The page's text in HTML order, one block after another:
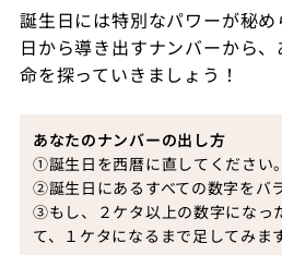
誕生日には特別なパワーが秘
日から導き出すナンバーから
命を探っていきましょう！
あなたのナンバーの出し方
①誕生日を西暦に直してください。
②誕生日にあるすべての数字をバ
③もし、２ケタ以上の数字になっ
て、１ケタになるまで足してみます